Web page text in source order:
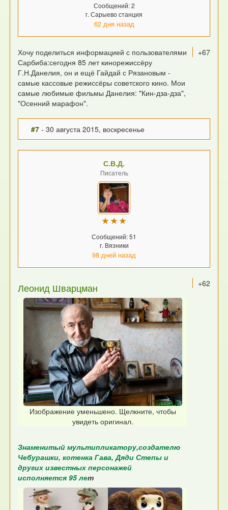
Сообщений: 2
г. Сарыево станция
62 дня назад
+67
Хочу поделиться информацией с пользователями
Сарбиба:сегодня 85 лет кинорежиссёру
Г.Н.Данелия, он и ещё Гайдай с Рязановым -
самые кассовые режиссёры советского кино. Мои
самые любимые фильмы Данелия: "Кин-дза-дза",
"Осенний марафон".
#7 - 30 августа 2015, воскресенье
С.В.Д.
Писатель
Сообщений: 51
г. Вязники
98 дней назад
+62
Леонид Шварцман
Изображение уменьшено. Щелкните, чтобы
увидеть оригинал.
Знаменитый мультипликатору,создателю
Чебурашки, котенка Гава, Дяди Степы и
других известных персонажей
исполняется 95 лет